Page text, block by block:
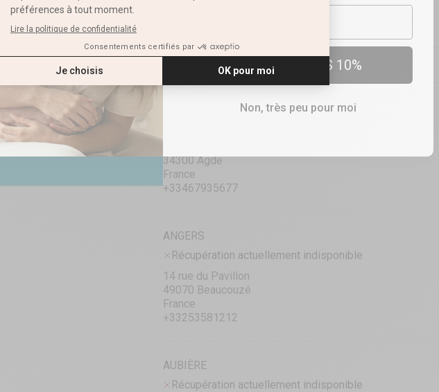
34300 Agde
France
+33467935677
ANGERS
Récupération actuellement indisponible
14 rue du Pavillon
49070 Beaucouzé
France
+33253581212
AUBIÈRE
Récupération actuellement indisponible
RECEVOIR MES 10%
Non, très peu pour moi